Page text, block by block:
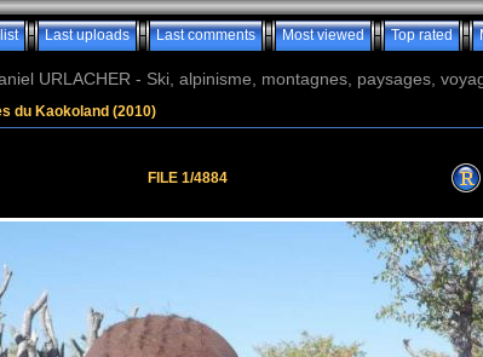
Last uploads Last comments Most viewed Top rated
URLACHER - Ski, alpinisme, montagnes, paysages,
du Kaokoland (2010)
FILE 1/4884